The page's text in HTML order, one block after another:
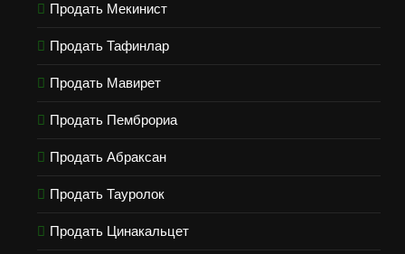
Продать Мекинист
Продать Тафинлар
Продать Мавирет
Продать Пемброриа
Продать Абраксан
Продать Тауролок
Продать Цинакальцет